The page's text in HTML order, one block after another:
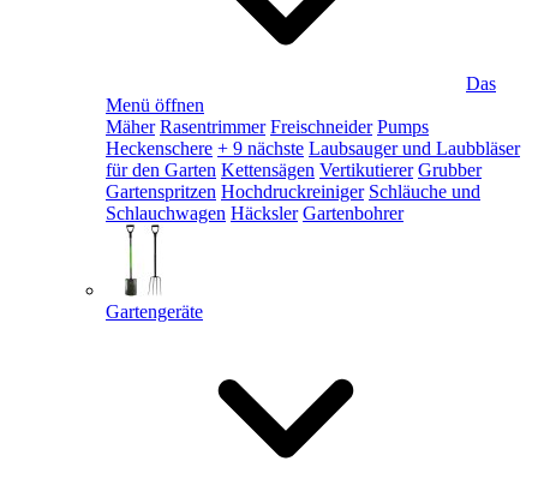
Das
Menü öffnen
Mäher Rasentrimmer Freischneider Pumps
Heckenschere + 9 nächste Laubsauger und Laubbläser
für den Garten Kettensägen Vertikutierer Grubber
Gartenspritzen Hochdruckreiniger Schläuche und
Schlauchwagen Häcksler Gartenbohrer
Gartengeräte